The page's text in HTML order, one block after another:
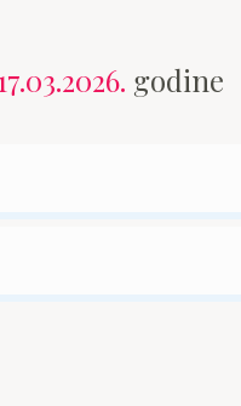
godine